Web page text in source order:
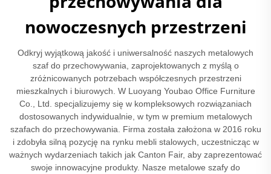
nowoczesnych przestrzeni
Odkryj wyjątkową jakość i uniwersalność naszych metalowych
szaf do przechowywania, zaprojektowanych z myślą o
zróżnicowanych potrzebach współczesnych przestrzeni
mieszkalnych i biurowych. W Luoyang Youbao Office Furniture
Co., Ltd. specjalizujemy się w kompleksowych rozwiązaniach
dostosowanych indywidualnie, w tym w premium metalowych
szafach do przechowywania. Firma została założona w 2016 roku
i zdobyła silną pozycję na rynku mebli stalowych, uczestnicząc w
ważnych wydarzeniach takich jak Canton Fair, aby zaprezentować
swoje innowacyjne produkty. Nasze metalowe szafy do